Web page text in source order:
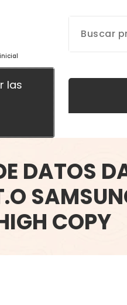
las
DATOS
COPY